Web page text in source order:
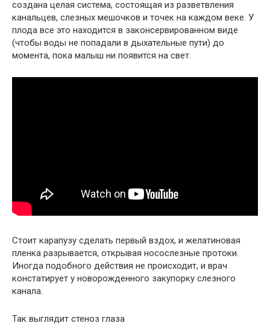
создана целая система, состоящая из разветвления
канальцев, слезных мешочков и точек на каждом веке. У
плода все это находится в законсервированном виде
(чтобы воды не попадали в дыхательные пути) до
момента, пока малыш ни появится на свет.
Стоит карапузу сделать первый вздох, и желатиновая
пленка разрывается, открывая носослезные протоки.
Иногда подобного действия не происходит, и врач
констатирует у новорожденного закупорку слезного
канала.
Так выглядит стеноз глаза